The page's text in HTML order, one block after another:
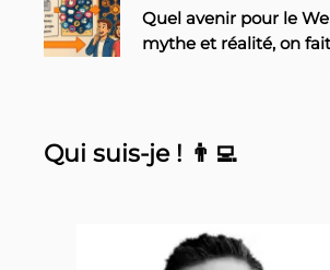
Quel avenir pour le
mythe et réalité, on
Qui suis-je ! 👨‍💻